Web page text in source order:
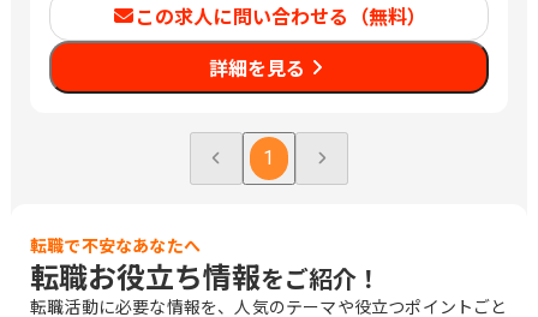
福島県福島市西中央4-91-2 積水ハウス
建設東北(株)福島事務所2F 福島県いわき
市平上荒川字長尾32-1 栃木県宇都宮市
簗瀬町2376 栃木県小山市東城南2-37-8
茨城県水戸市元吉田町963-3 茨城県つく
ば市研究学園５丁目2-4 サンライズビル
県越谷市南越谷4-11-1 南越谷株竹ビル
4F401号室 埼玉県川越市脇田本町23-1
住友生命川越ビル2F 埼玉県熊谷市本石
この求人に問い合わせる（無料）
詳細を見る
1
転職で不安なあなたへ
転職お役立ち情報をご紹介！
転職活動に必要な情報を、人気のテーマや役立つポイントごと